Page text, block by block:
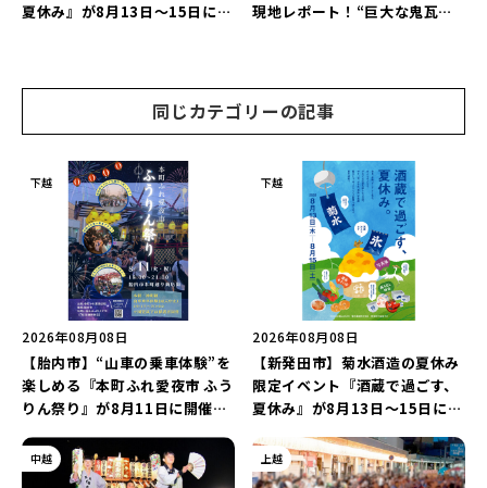
夏休み』が8月13日～15日に開
現地レポート！“巨大な鬼瓦モ
同じカテゴリーの記事
下越
2026年08月08日
【胎内市】“山車の乗車体験”を
楽しめる『本町ふれ愛夜市 ふう
りん祭り』が8月11日に開催！
日の露店」が大集結♪
下越
2026年08月08日
【新発田市】菊水酒造の夏休み
限定イベント『酒蔵で過ごす、
夏休み』が8月13日～15日に開
り体験」を満喫しよう♪
中越 上越